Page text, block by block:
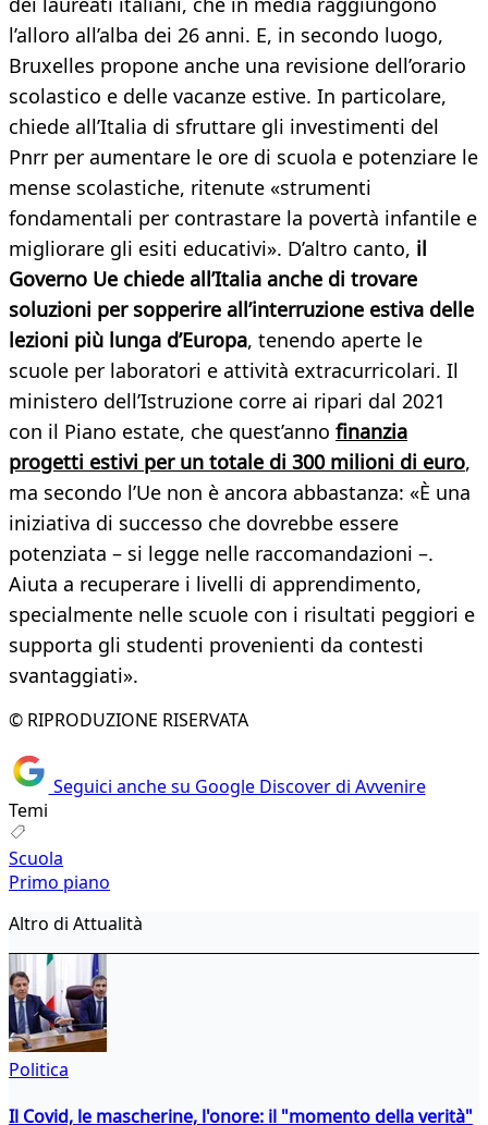
l’alloro all’alba dei 26 anni. E, in secondo luogo,
Bruxelles propone anche una revisione dell’orario
scolastico e delle vacanze estive. In particolare,
chiede all’Italia di sfruttare gli investimenti del
Pnrr per aumentare le ore di scuola e potenziare le
mense scolastiche, ritenute «strumenti
fondamentali per contrastare la povertà infantile e
migliorare gli esiti educativi». D’altro canto, il
Governo Ue chiede all’Italia anche di trovare
soluzioni per sopperire all’interruzione estiva delle
lezioni più lunga d’Europa, tenendo aperte le
scuole per laboratori e attività extracurricolari. Il
ministero dell’Istruzione corre ai ripari dal 2021
con il Piano estate, che quest’anno finanzia
progetti estivi per un totale di 300 milioni di euro,
ma secondo l’Ue non è ancora abbastanza: «È una
iniziativa di successo che dovrebbe essere
potenziata – si legge nelle raccomandazioni –.
Aiuta a recuperare i livelli di apprendimento,
specialmente nelle scuole con i risultati peggiori e
supporta gli studenti provenienti da contesti
svantaggiati».
© RIPRODUZIONE RISERVATA
Seguici anche su Google Discover di Avvenire
Temi
Scuola
Primo piano
Altro di Attualità
Politica
Il Covid, le mascherine, l'onore: il "momento della verità"